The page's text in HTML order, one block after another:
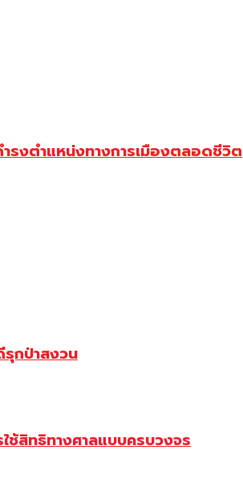
รงตำแหน่งทางการเมืองตลอดชีวิต
กป่าสงวน
ช้สิทธิทางศาลแบบครบวงจร